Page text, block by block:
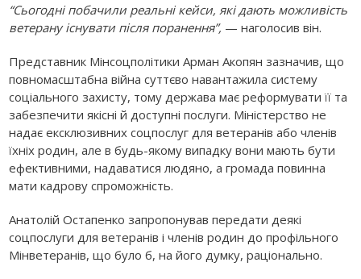
“Сьогодні побачили реальні кейси, які дають можливість
ветерану існувати після поранення”, — наголосив він.
Представник Мінсоцполітики Арман Акопян зазначив, що
повномасштабна війна суттєво навантажила систему
соціального захисту, тому держава має реформувати її та
забезпечити якісні й доступні послуги. Міністерство не
надає ексклюзивних соцпослуг для ветеранів або членів
їхніх родин, але в будь-якому випадку вони мають бути
ефективними, надаватися людяно, а громада повинна
мати кадрову спроможність.
Анатолій Остапенко запропонував передати деякі
соцпослуги для ветеранів і членів родин до профільного
Мінветеранів, що було б, на його думку, раціонально.